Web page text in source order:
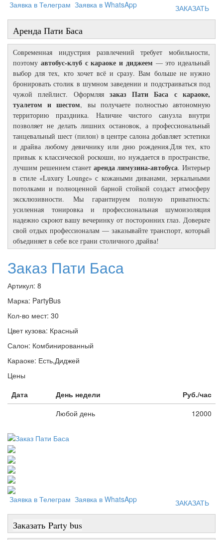
Заявка в Телеграм Заявка в WhatsApp ЗАКАЗАТЬ
Аренда Пати Баса
Современная индустрия развлечений требует мобильности,
поэтому автобус-клуб с караоке и диджеем — это идеальный
выбор для тех, кто хочет всё и сразу. Вам больше не нужно
бронировать столик в шумном заведении и подстраиваться под
чужой плейлист. Оформляя заказ Пати Баса с караоке,
туалетом и шестом, вы получаете полностью автономную
территорию праздника. Наличие чистого санузла внутри
позволяет не делать лишних остановок, а профессиональный
танцевальный шест (пилон) в центре салона добавляет эстетики
и драйва любому девичнику или дню рождения.Для тех, кто
привык к классической роскоши, но нуждается в пространстве,
лучшим решением станет аренда лимузина-автобуса. Интерьер
в стиле «Luxury Lounge» с кожаными диванами, зеркальными
потолками и полноценной барной стойкой создаст атмосферу
эксклюзивности. Мы гарантируем полную приватность:
усиленная тонировка и профессиональная шумоизоляция
надежно скроют вашу вечеринку от посторонних глаз. Доверьте
свой отдых профессионалам — заказывайте транспорт, который
объединяет в себе все грани столичного драйва!
Заказ Пати Баса
Артикул: 8
Марка: PartyBus
Кол-во мест: 30
Цвет кузова: Красный
Салон: Комбинированный
Караоке: Есть,Диджей
Цены
Дата
День недели
Руб./час
Любой день
12000
Заявка в Телеграм Заявка в WhatsApp ЗАКАЗАТЬ
Заказать Party bus